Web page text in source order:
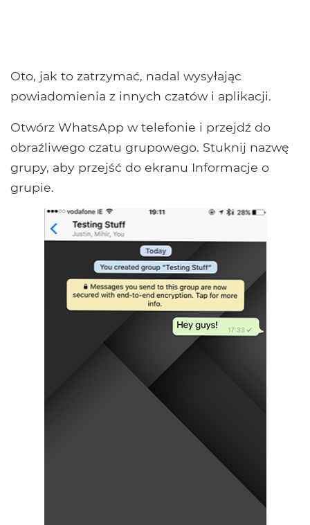
Oto, jak to zatrzymać, nadal wysyłając
powiadomienia z innych czatów i aplikacji.
Otwórz WhatsApp w telefonie i przejdź do
obraźliwego czatu grupowego. Stuknij nazwę
grupy, aby przejść do ekranu Informacje o
grupie.